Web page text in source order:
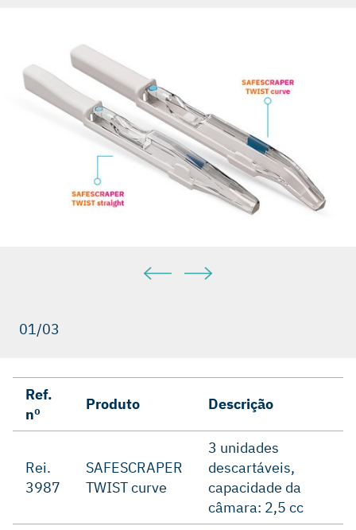
01/03
Ref.
nº
Produto Descrição
Rei.
3987
SAFESCRAPER
TWIST curve
3 unidades
descartáveis,
capacidade da
câmara: 2,5 cc